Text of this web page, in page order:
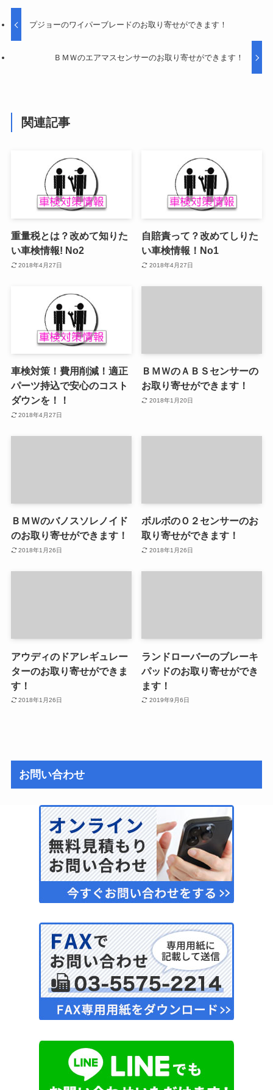
プジョーのワイパーブレードのお取り寄せができます！
ＢＭＷのエアマスセンサーのお取り寄せができます！
関連記事
重量税とは？改めて知りた
い車検情報! No2
2018年4月27日
自賠責って？改めてしりた
い車検情報！No1
2018年4月27日
車検対策！費用削減！適正
パーツ持込で安心のコスト
ダウンを！！
2018年4月27日
ＢＭＷのＡＢＳセンサーの
お取り寄せができます！
2018年1月20日
ＢＭＷのバノスソレノイド
のお取り寄せができます！
2018年1月26日
ボルボのＯ２センサーのお
取り寄せができます！
2018年1月26日
アウディのドアレギュレー
ターのお取り寄せができま
す！
2018年1月26日
ランドローバーのブレーキ
パッドのお取り寄せができ
ます！
2019年9月6日
お問い合わせ